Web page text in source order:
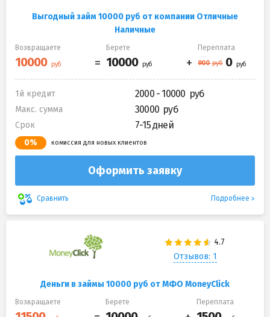
Выгодный займ 10000 руб от компании Отличные
Наличные
Возвращаете Берете Переплата
1й кредит 2000 - 10000
Макс. сумма 30000
Срок 7-15 дней
0% комиссия для новых клиентов
Оформить заявку
Сравнить Подробнее
Отзывов: 1
Деньги в займы 10000 руб от МФО MoneyClick
Возвращаете Берете Переплата